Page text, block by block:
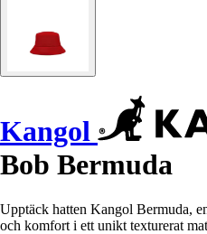
Kangol
Bob Bermuda
Upptäck hatten Kangol Bermuda,
och komfort i ett unikt texturerat